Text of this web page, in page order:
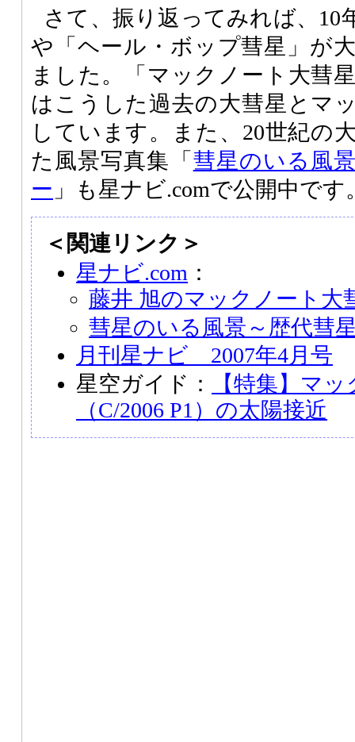
さて、振り返ってみれば、10
や「ヘール・ボップ彗星」が
ました。「マックノート大彗
はこうした過去の大彗星とマ
しています。また、20世紀の
た風景写真集「 彗星のいる風
ー 」も星ナビ.comで公開中です
＜関連リンク＞
星ナビ.com ：
藤井 旭のマックノート大
彗星のいる風景～歴代彗
月刊星ナビ 2007年4月号
星空ガイド：
【特集】マ
（C/2006 P1）の太陽接近